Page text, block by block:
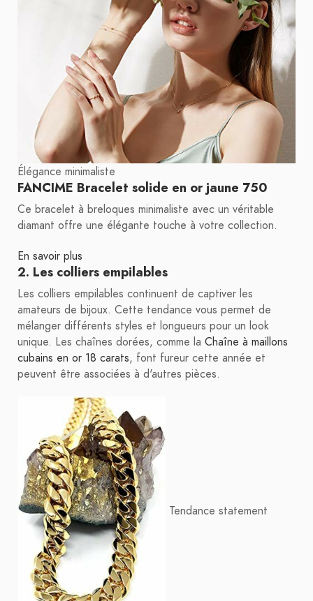
Élégance minimaliste
FANCIME Bracelet solide en or jaune 750
Ce bracelet à breloques minimaliste avec un véritable
diamant offre une élégante touche à votre collection.
En savoir plus
2. Les colliers empilables
Les colliers empilables continuent de captiver les
amateurs de bijoux. Cette tendance vous permet de
mélanger différents styles et longueurs pour un look
unique. Les chaînes dorées, comme la Chaîne à maillons
cubains en or 18 carats, font fureur cette année et
peuvent être associées à d'autres pièces.
Tendance statement